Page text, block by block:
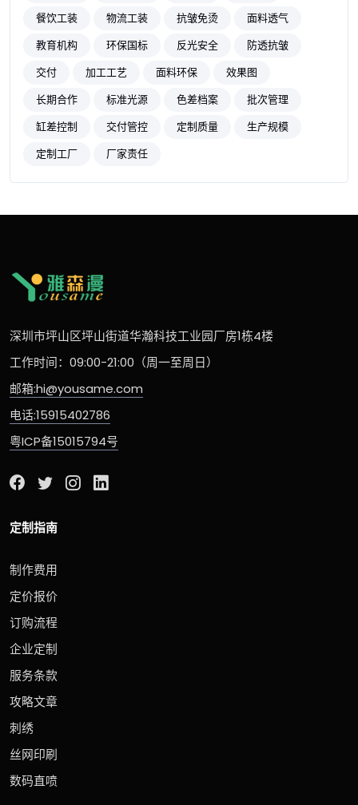
餐饮工装
物流工装 抗皱免烫
面料透气
教育机构
环保国标 反光安全
防透抗皱
交付
加工工艺 面料环保
效果图
长期合作
标准光源 色差档案
批次管理
缸差控制
交付管控 定制质量
生产规模
定制工厂
厂家责任
深圳市坪山区坪山街道华瀚科技工业园厂房1栋4楼
工作时间：09:00-21:00（周一至周日）
邮箱:hi@yousame.com
电话:15915402786
粤ICP备15015794号
定制指南
制作费用
定价报价
订购流程
企业定制
服务条款
攻略文章
刺绣
丝网印刷
数码直喷